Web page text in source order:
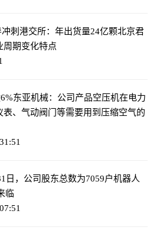
刺港交所：年出货量24亿颗北京君
周期变化特点
东亚机械：公司产品空压机在电力
、气动阀门等需要用到压缩空气的
日，公司股东总数为7059户机器人
临